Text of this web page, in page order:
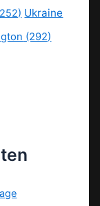
Ukraine
(292)